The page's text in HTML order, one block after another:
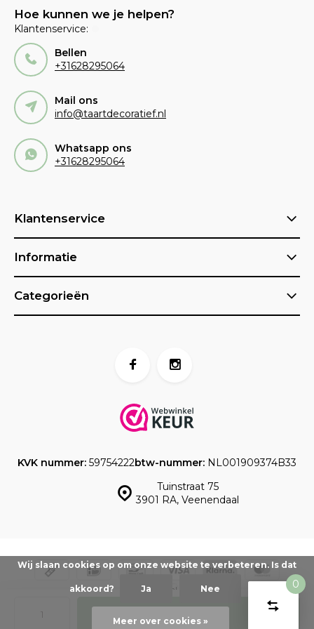
Toevoegen
Hoe kunnen we je helpen?
Klantenservice:
Bellen
+31628295064
Mail ons
info@taartdecoratief.nl
Whatsapp ons
+31628295064
Klantenservice
Informatie
Categorieën
Tuinstraat 75
3901 RA, Veenendaal
KVK nummer: 59754222btw-nummer: NL001909374B33
Sitemap
Wij slaan cookies op om onze website te verbeteren. Is dat
akkoord? Ja Nee
Meer over cookies »
0
Vergelijk
Start